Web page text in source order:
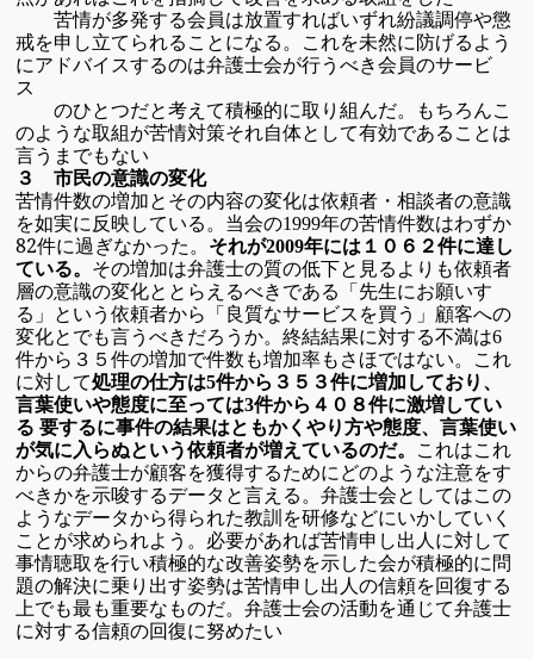
苦情が多発する会員は放置すればいずれ紛議調停や懲
戒を申し立てられることになる。 これを未然に防げるよう
にアドバイスするのは弁護士会が行うべき会員のサービ
ス
のひとつだと考えて積極的に取り組んだ。
もちろんこ
のような取組が苦情対策それ自体として有効であることは
言うまでもない
３ 市民の意識の変化
苦情件数の増加とその内容の変化は依頼者・相談者の意識
を如実に反映している。 当会の1999年の苦情件数はわずか
82件に過ぎなかった。
それが2009年には １０６２件に達し
ている。 その増加は弁護士の質の低下と見るよりも依頼者
層の意識の変化と とらえるべきである「先生にお願いす
る」という依頼者から「良質なサービスを買う」 顧客への
変化とでも言うべきだろうか。終結結果に対する不満は6
件から３５件の増加で件数も増加率もさほではない。 これ
に対して処理の仕方は5件から３５３件に増加しており、
言葉使いや態度に至っては3件から４０８件に激増してい
る 要するに事件の結果はともかくやり方や態度、言葉使い
が気に入らぬという依頼者が増えているのだ。 これはこれ
からの弁護士が顧客を獲得するためにどのような注意をす
べきかを示唆するデータと言える。弁護士会としてはこの
ようなデータから得られた教訓を研修などにいかしていく
ことが求められよう。 必要があれば苦情申し出人に対して
事情聴取を行い積極的な改善姿勢を示した会が積極的に問
題の解決に乗り出す姿勢は苦情申し出人の信頼を回復する
上でも最も重要なものだ。弁護士会の活動を通じて弁護士
に対する信頼の回復に努めたい